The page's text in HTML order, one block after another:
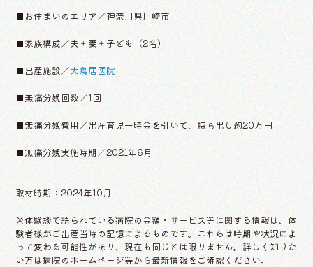
■お住まいのエリア／神奈川県川崎市
■家族構成／夫＋妻＋子ども（2名）
■出産施設／大鳥居医院
■無痛分娩回数／1回
■無痛分娩費用／出産育児一時金を引いて、持ち出し約20万円
■無痛分娩実施時期／2021年6月
取材時期：2024年10月
※体験談で語られている病院の金額・サービス等に関する情報は、体
験者様がご出産当時の記憶によるものです。これらは時期や状況によ
って変わる可能性があり、現在も同じとは限りません。詳しく知りた
い方は病院のホームページ等から最新情報をご確認ください。